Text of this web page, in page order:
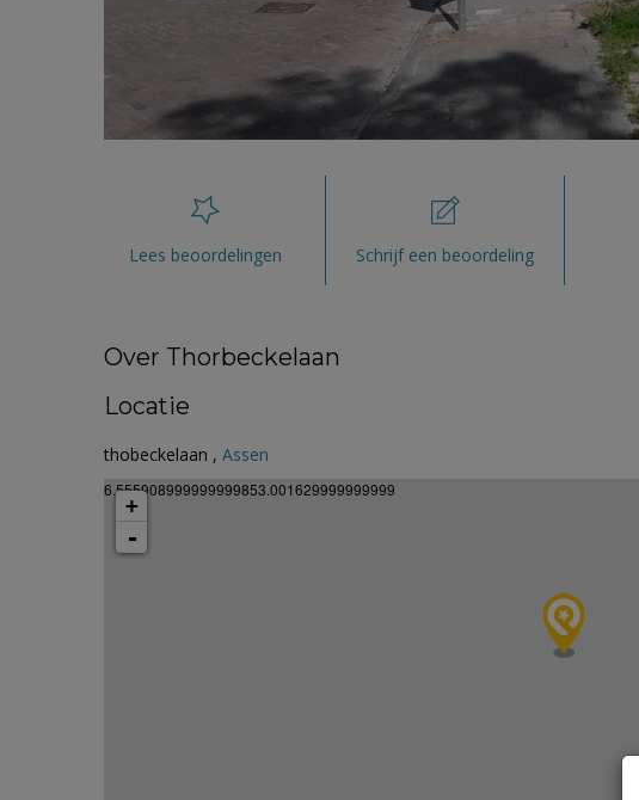
Lees beoordelingen Schrijf een beoordeling
Over Thorbeckelaan
Locatie
thobeckelaan , Assen
6.555908999999999853.001629999999999
+
-